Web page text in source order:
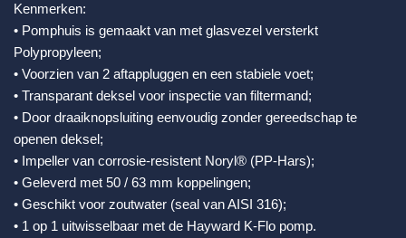
Kenmerken:
• Pomphuis is gemaakt van met glasvezel versterkt
Polypropyleen;
• Voorzien van 2 aftappluggen en een stabiele voet;
• Transparant deksel voor inspectie van filtermand;
• Door draaiknopsluiting eenvoudig zonder gereedschap te
openen deksel;
• Impeller van corrosie-resistent Noryl® (PP-Hars);
• Geleverd met 50 / 63 mm koppelingen;
• Geschikt voor zoutwater (seal van AISI 316);
• 1 op 1 uitwisselbaar met de Hayward K-Flo pomp.